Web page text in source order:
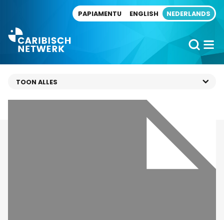
PAPIAMENTU ENGLISH NEDERLANDS